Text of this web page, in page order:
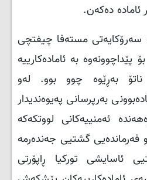
ئامادە دەکەن.
سەرۆکایەتی مستەفا چیفتچی
پێداچوونەوە بە ئامادەکارییە
ناتۆ بەڕێوە چوو بوو. لەو
بەرپرسانی پەیوەندیدار
ئەمنییەکانی لووتکەکە
فەرماندەیی گشتیی جەندەرمە
ئاسایشی تورکیا ڕاپۆرتی